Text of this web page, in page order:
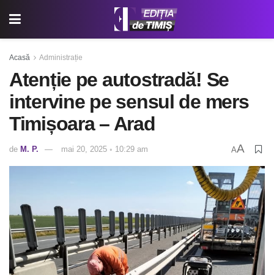
Acasă Administrație
Atenție pe autostradă! Se
intervine pe sensul de mers
Timișoara – Arad
de M. P. mai 20, 2025 ◦ 10:29 am AA